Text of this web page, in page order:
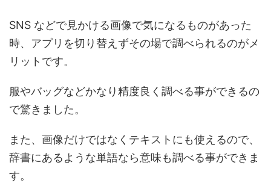
SNS などで見かける画像で気になるものがあった
時、アプリを切り替えずその場で調べられるのがメ
リットです。
服やバッグなどかなり精度良く調べる事ができるの
で驚きました。
また、画像だけではなくテキストにも使えるので、
辞書にあるような単語なら意味も調べる事ができま
す。